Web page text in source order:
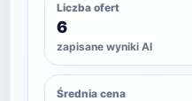
Liczba ofert
6
zapisane wyniki AI
Średnia cena